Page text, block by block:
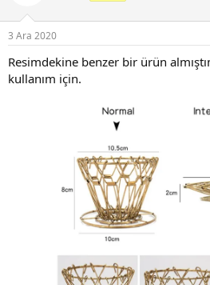
3 Ara 2020
Resimdekine benzer bir ürün
kullanım için.